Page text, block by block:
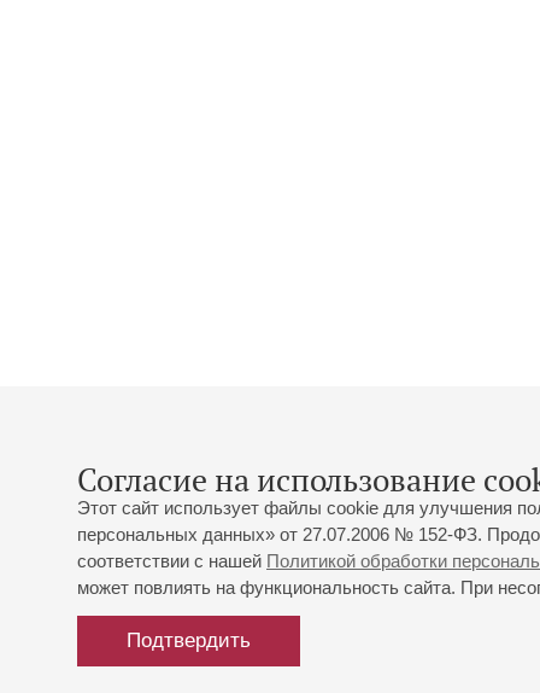
Согласие на использование
Этот сайт использует файлы cookie для улучшения
персональных данных» от 27.07.2006 № 152-ФЗ.
соответствии с нашей Политикой обработки
может повлиять на функциональность сайта. При
Подтвердить